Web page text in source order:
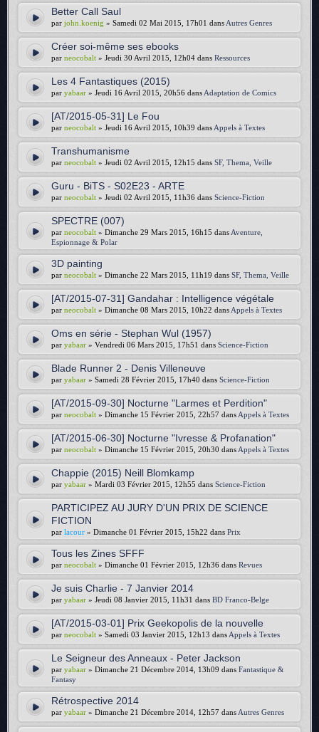
Better Call Saul
par john.koenig » Samedi 02 Mai 2015, 17h01 dans Autres Genres
Créer soi-même ses ebooks
par neocobalt » Jeudi 30 Avril 2015, 12h04 dans Ressources
Les 4 Fantastiques (2015)
par yabaar » Jeudi 16 Avril 2015, 20h56 dans Adaptation de Comics
[AT/2015-05-31] Le Fou
par neocobalt » Jeudi 16 Avril 2015, 10h39 dans Appels à Textes
Transhumanisme
par neocobalt » Jeudi 02 Avril 2015, 12h15 dans SF, Thema, Veille
Guru - BiTS - S02E23 - ARTE
par neocobalt » Jeudi 02 Avril 2015, 11h36 dans Science-Fiction
SPECTRE (007)
par neocobalt » Dimanche 29 Mars 2015, 16h15 dans Aventure,
Espionnage & Polar
3D painting
par neocobalt » Dimanche 22 Mars 2015, 11h19 dans SF, Thema, Veille
[AT/2015-07-31] Gandahar : Intelligence végétale
par neocobalt » Dimanche 08 Mars 2015, 10h22 dans Appels à Textes
Oms en série - Stephan Wul (1957)
par yabaar » Vendredi 06 Mars 2015, 17h51 dans Science-Fiction
Blade Runner 2 - Denis Villeneuve
par yabaar » Samedi 28 Février 2015, 17h40 dans Science-Fiction
[AT/2015-09-30] Nocturne "Larmes et Perdition"
par neocobalt » Dimanche 15 Février 2015, 22h57 dans Appels à Textes
[AT/2015-06-30] Nocturne "Ivresse & Profanation"
par neocobalt » Dimanche 15 Février 2015, 20h30 dans Appels à Textes
Chappie (2015) Neill Blomkamp
par yabaar » Mardi 03 Février 2015, 12h55 dans Science-Fiction
PARTICIPEZ AU JURY D'UN PRIX DE SCIENCE
FICTION
par lacour » Dimanche 01 Février 2015, 15h22 dans Prix
Tous les Zines SFFF
par neocobalt » Dimanche 01 Février 2015, 12h36 dans Revues
Je suis Charlie - 7 Janvier 2014
par yabaar » Jeudi 08 Janvier 2015, 11h31 dans BD Franco-Belge
[AT/2015-03-01] Prix Geekopolis de la nouvelle
par neocobalt » Samedi 03 Janvier 2015, 12h13 dans Appels à Textes
Le Seigneur des Anneaux - Peter Jackson
par yabaar » Dimanche 21 Décembre 2014, 13h09 dans Fantastique &
Fantasy
Rétrospective 2014
par yabaar » Dimanche 21 Décembre 2014, 12h57 dans Autres Genres